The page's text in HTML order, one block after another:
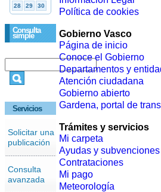
Consulta
simple
Servicios
Solicitar una
publicación
Consulta
avanzada
Política de cookies
Gobierno Vasco
Página de inicio
Conoce el Gobierno
Departamentos y
Atención ciudadana
Gobierno abierto
Gardena, portal de
Trámites y servicios
Mi carpeta
Ayudas y subvenciones
Contrataciones
Mi pago
Meteorología